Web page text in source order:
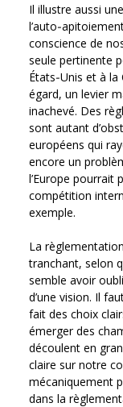
Il illustre aussi
conscience de
seule pertinente
États‑Unis et à
égard, un levier
inachevé. Des
sont autant
européens qui
encore un
l’Europe pourrait
compétition
exemple.
La
tranchant, selon
semble avoir
d’une vision. Il
fait des choix
émerger des
découlent en
claire sur notre
mécaniquement
dans la